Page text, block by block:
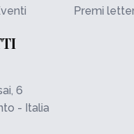
Premi
6
- Italia